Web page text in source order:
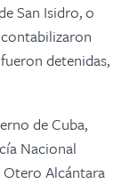
San Isidro, o
detenidas,
de Cuba,
Nacional
Alcántara